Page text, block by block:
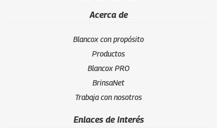
Acerca de
Blancox con propósito
Productos
Blancox PRO
BrinsaNet
Trabaja con nosotros
Enlaces de interés